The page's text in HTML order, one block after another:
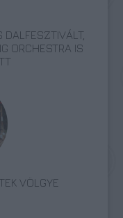
DALFESZTIVÁLT,
ORCHESTRA IS
VÖLGYE